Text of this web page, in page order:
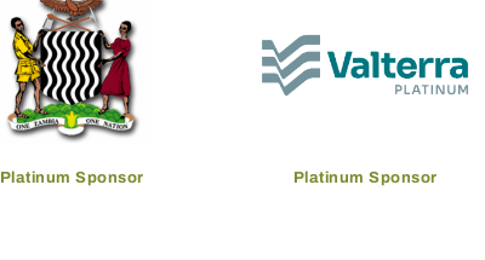
Platinum Sponsor Platinum Sponsor